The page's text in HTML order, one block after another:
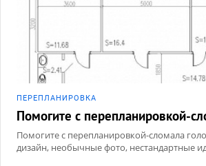
ПЕРЕПЛАНИРОВКА
Помогите с перепланировкой-
Помогите с перепланировкой-сломала
дизайн, необычные фото, нестандартные